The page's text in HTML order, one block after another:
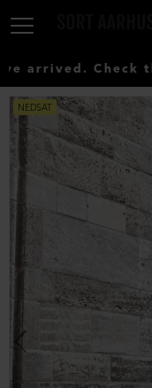
Vælg
land:
Denmark
arrived. Check
NEDSAT